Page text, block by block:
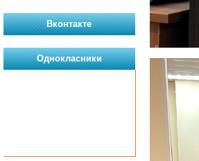
Вконтакте
Однокласники